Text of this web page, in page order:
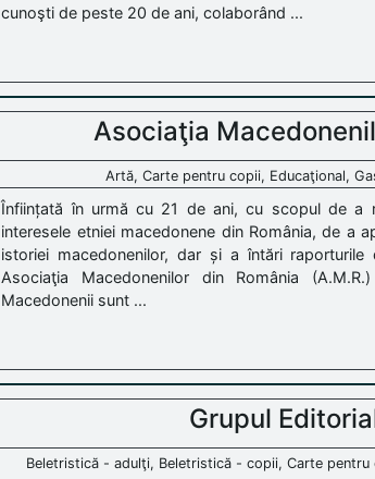
cunoşti de peste 20 de ani, colaborând ...
Asociaţia
Artă, Carte pentru copii, Educaţional,
Înființată în urmă cu 21 de ani, cu scopul de a
interesele etniei macedonene din România, de a
istoriei macedonenilor, dar și a întări raporturile
Asociaţia Macedonenilor din România
Macedonenii sunt ...
Grupul
Beletristică - adulţi, Beletristică - copii, Carte